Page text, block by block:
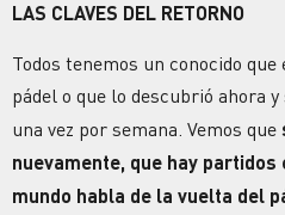
LAS CLAVES DEL RETORNO
Todos tenemos un conocido
pádel o que lo descubrió ahora
una vez por semana. Vemos que
nuevamente, que hay partidos
mundo habla de la vuelta del